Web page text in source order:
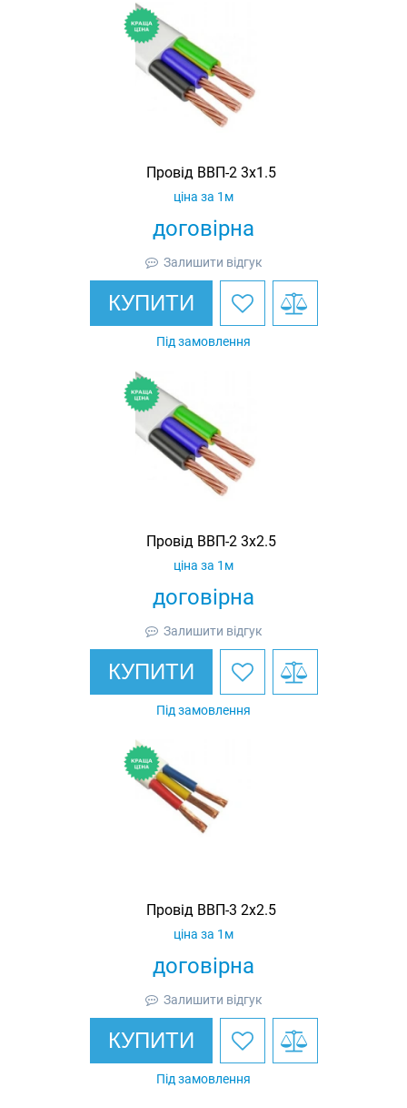
Провід ВВП-2 3х1.5
договірна
ціна за 1м
Залишити відгук
КУПИТИ
Під замовлення
Провід ВВП-2 3х2.5
договірна
ціна за 1м
Залишити відгук
КУПИТИ
Під замовлення
Провід ВВП-3 2х2.5
договірна
ціна за 1м
Залишити відгук
КУПИТИ
Під замовлення